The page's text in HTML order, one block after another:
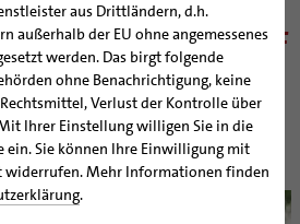
aus Drittländern, d.h.
außerhalb der EU ohne angemessenes
werden. Das birgt folgende
ohne Benachrichtigung, keine
Verlust der Kontrolle über
Ihrer Einstellung willigen Sie in die
ein. Sie können Ihre Einwilligung mit
Mehr Informationen finden
.
den Dom
Pilgern
Hildesheim
Preis für Bischof
Trelle
Flüchtlinge wird gewürdigt